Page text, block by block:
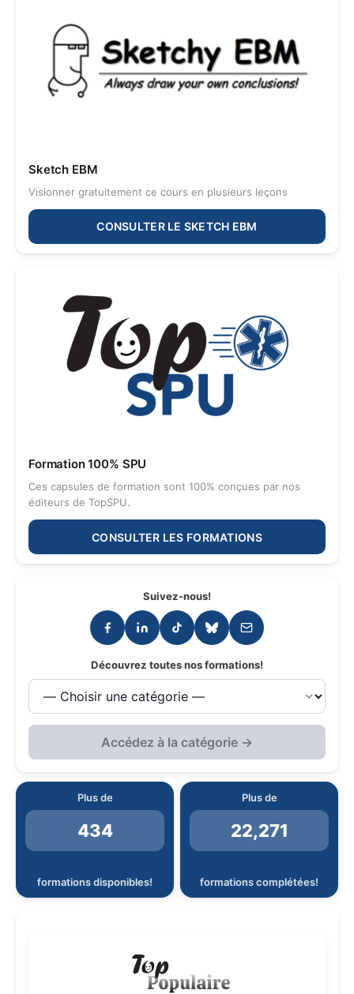
Suivez-nous!
Découvrez toutes nos formations!
Accédez à la catégorie →
Plus de
434
formations disponibles!
Plus de
22,271
formations complétées!
Sketch EBM
Visionner gratuitement ce cours en plusieurs leçons
CONSULTER LE SKETCH EBM
Formation 100% SPU
Ces capsules de formation sont 100% conçues par nos
éditeurs de TopSPU.
CONSULTER LES FORMATIONS